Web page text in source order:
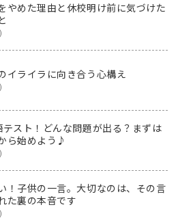
やめた理由と休校明け前に気づけた
イライラに向き合う心構え
テスト！どんな問題が出る？まずは
ら始めよう♪
！子供の一言。大切なのは、その言
た裏の本音です